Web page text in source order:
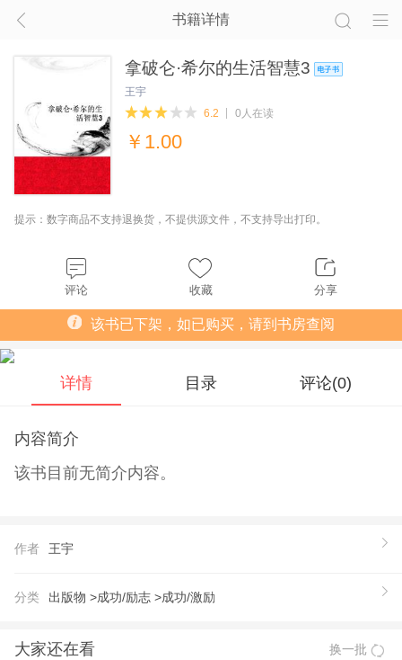
书籍详情
拿破仑·希尔的生活智慧3
王宇
6.2
0人在读
￥ 1.00
提示：数字商品不支持退换货，不提供源文件，不支持导出打印。
评论 收藏 分享
该书已下架，如已购买，请到书房查阅
详情 目录 评论(0)
内容简介
该书目前无简介内容。
作者 王宇
分类 出版物 >成功/励志 >成功/激励
大家还在看 换一批